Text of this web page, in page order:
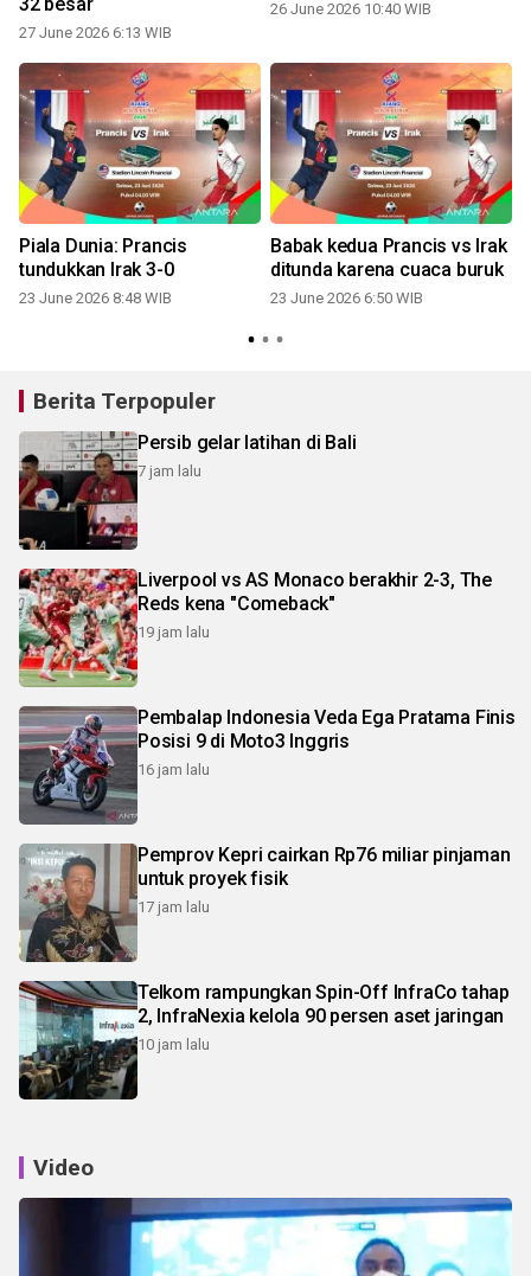
27 June 2026 6:13 WIB
26 June 2026 10:40 WIB
Piala Dunia: Prancis
tundukkan Irak 3-0
23 June 2026 8:48 WIB
Babak kedua Prancis vs Irak
ditunda karena cuaca buruk
23 June 2026 6:50 WIB
Berita Terpopuler
Persib gelar latihan di Bali
7 jam lalu
Liverpool vs AS Monaco berakhir 2-3, The
Reds kena "Comeback"
19 jam lalu
Pembalap Indonesia Veda Ega Pratama Finis
Posisi 9 di Moto3 Inggris
16 jam lalu
Pemprov Kepri cairkan Rp76 miliar pinjaman
untuk proyek fisik
17 jam lalu
Telkom rampungkan Spin-Off InfraCo tahap
2, InfraNexia kelola 90 persen aset jaringan
10 jam lalu
Video